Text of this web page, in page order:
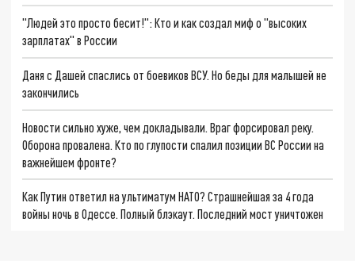
"Людей это просто бесит!": Кто и как создал миф о "высоких
зарплатах" в России
Даня с Дашей спаслись от боевиков ВСУ. Но беды для малышей не
закончились
Новости сильно хуже, чем докладывали. Враг форсировал реку.
Оборона провалена. Кто по глупости спалил позиции ВС России на
важнейшем фронте?
Как Путин ответил на ультиматум НАТО? Страшнейшая за 4 года
войны ночь в Одессе. Полный блэкаут. Последний мост уничтожен